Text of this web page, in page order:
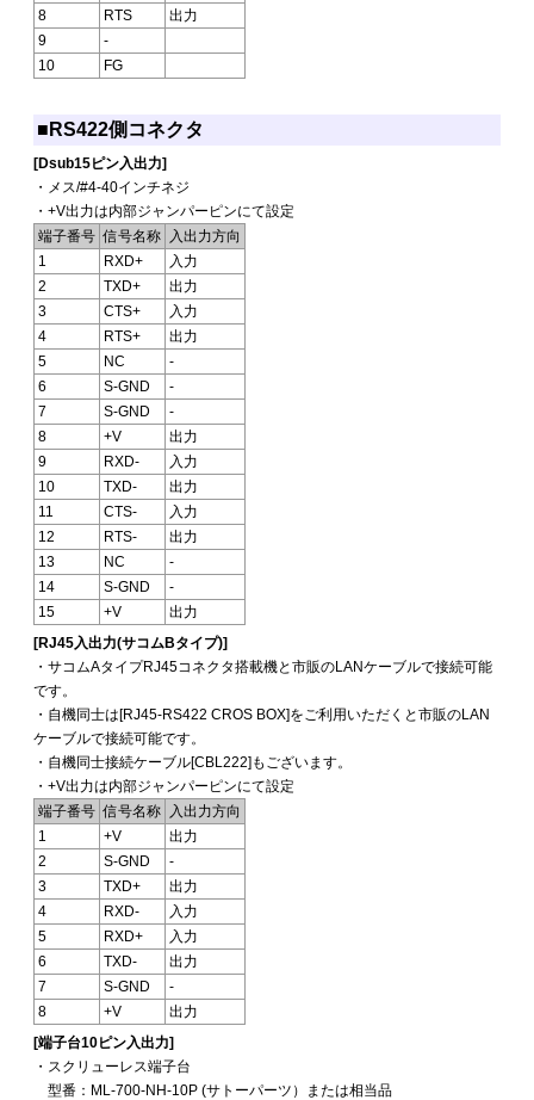
8
RTS
出力
9
-
10
FG
■RS422側コネクタ
[Dsub15ピン入出力]
・メス/#4-40インチネジ
・+V出力は内部ジャンパーピンにて設定
端子番号 信号名称
入出力方向
1
RXD+
入力
2
TXD+
出力
3
CTS+
入力
4
RTS+
出力
5
NC
-
6
S-GND
-
7
S-GND
-
8
+V
出力
9
RXD-
入力
10
TXD-
出力
11
CTS-
入力
12
RTS-
出力
13
NC
-
14
S-GND
-
15
+V
出力
[RJ45入出力(サコムBタイプ)]
・サコムAタイプRJ45コネクタ搭載機と市販のLANケーブルで接続可能
です。
・自機同士は[RJ45-RS422 CROS BOX]をご利用いただくと市販のLAN
ケーブルで接続可能です。
・自機同士接続ケーブル[CBL222]もございます。
・+V出力は内部ジャンパーピンにて設定
端子番号 信号名称
入出力方向
1
+V
出力
2
S-GND
-
3
TXD+
出力
4
RXD-
入力
5
RXD+
入力
6
TXD-
出力
7
S-GND
-
8
+V
出力
[端子台10ピン入出力]
・スクリューレス端子台
型番：ML-700-NH-10P (サトーパーツ）または相当品